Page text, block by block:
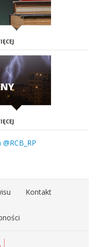
Kontakt